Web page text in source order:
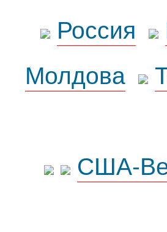
Россия
Молдова
США-